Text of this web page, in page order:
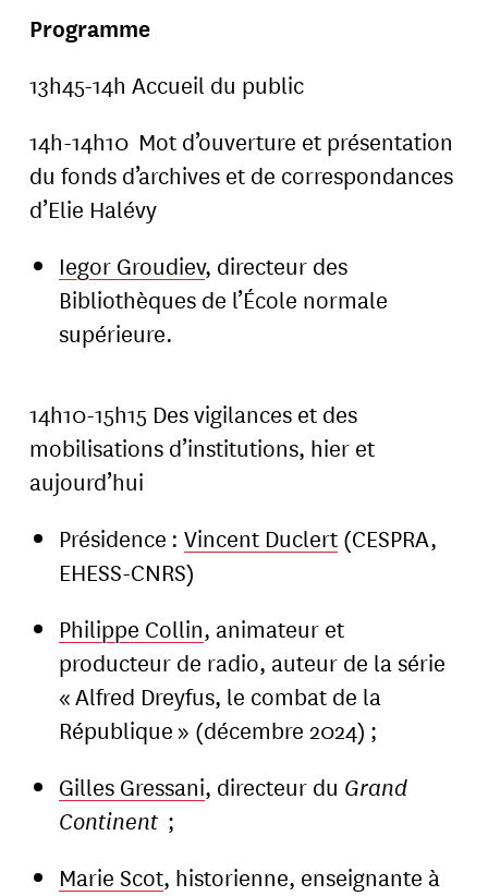
Programme
13h45-14h Accueil du public
14h-14h10 Mot d’ouverture et présentation
du fonds d’archives et de correspondances
d’Elie Halévy
Iegor Groudiev, directeur des
Bibliothèques de l’École normale
supérieure.
14h10-15h15 Des vigilances et des
mobilisations d’institutions, hier et
aujourd’hui
Présidence : Vincent Duclert(CESPRA,
EHESS-CNRS)
Philippe Collin, animateur et
producteur de radio, auteur de la série
« Alfred Dreyfus, le combat de la
République » (décembre 2024) ;
Gilles Gressani, directeur du Grand
Continent ;
Marie Scot, historienne, enseignante à